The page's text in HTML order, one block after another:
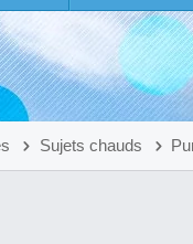
Sujets chauds